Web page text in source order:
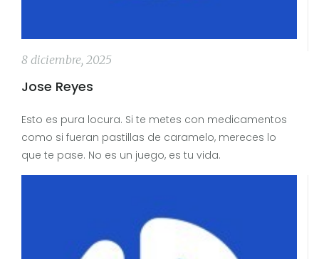
8 diciembre, 2025
Jose Reyes
Esto es pura locura. Si te metes con medicamentos
como si fueran pastillas de caramelo, mereces lo
que te pase. No es un juego, es tu vida.